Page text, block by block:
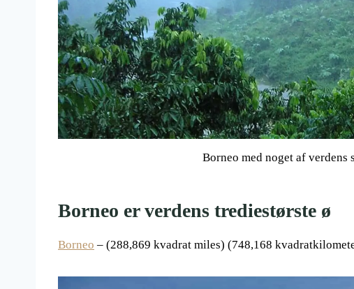
Borneo med noget af verdens
Borneo er verdens trediestørste ø
Borneo – (288,869 kvadrat miles) (748,168